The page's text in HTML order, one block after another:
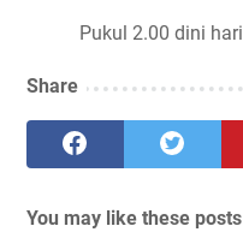
Pukul 2.00 dini hari
Share
You may like these posts